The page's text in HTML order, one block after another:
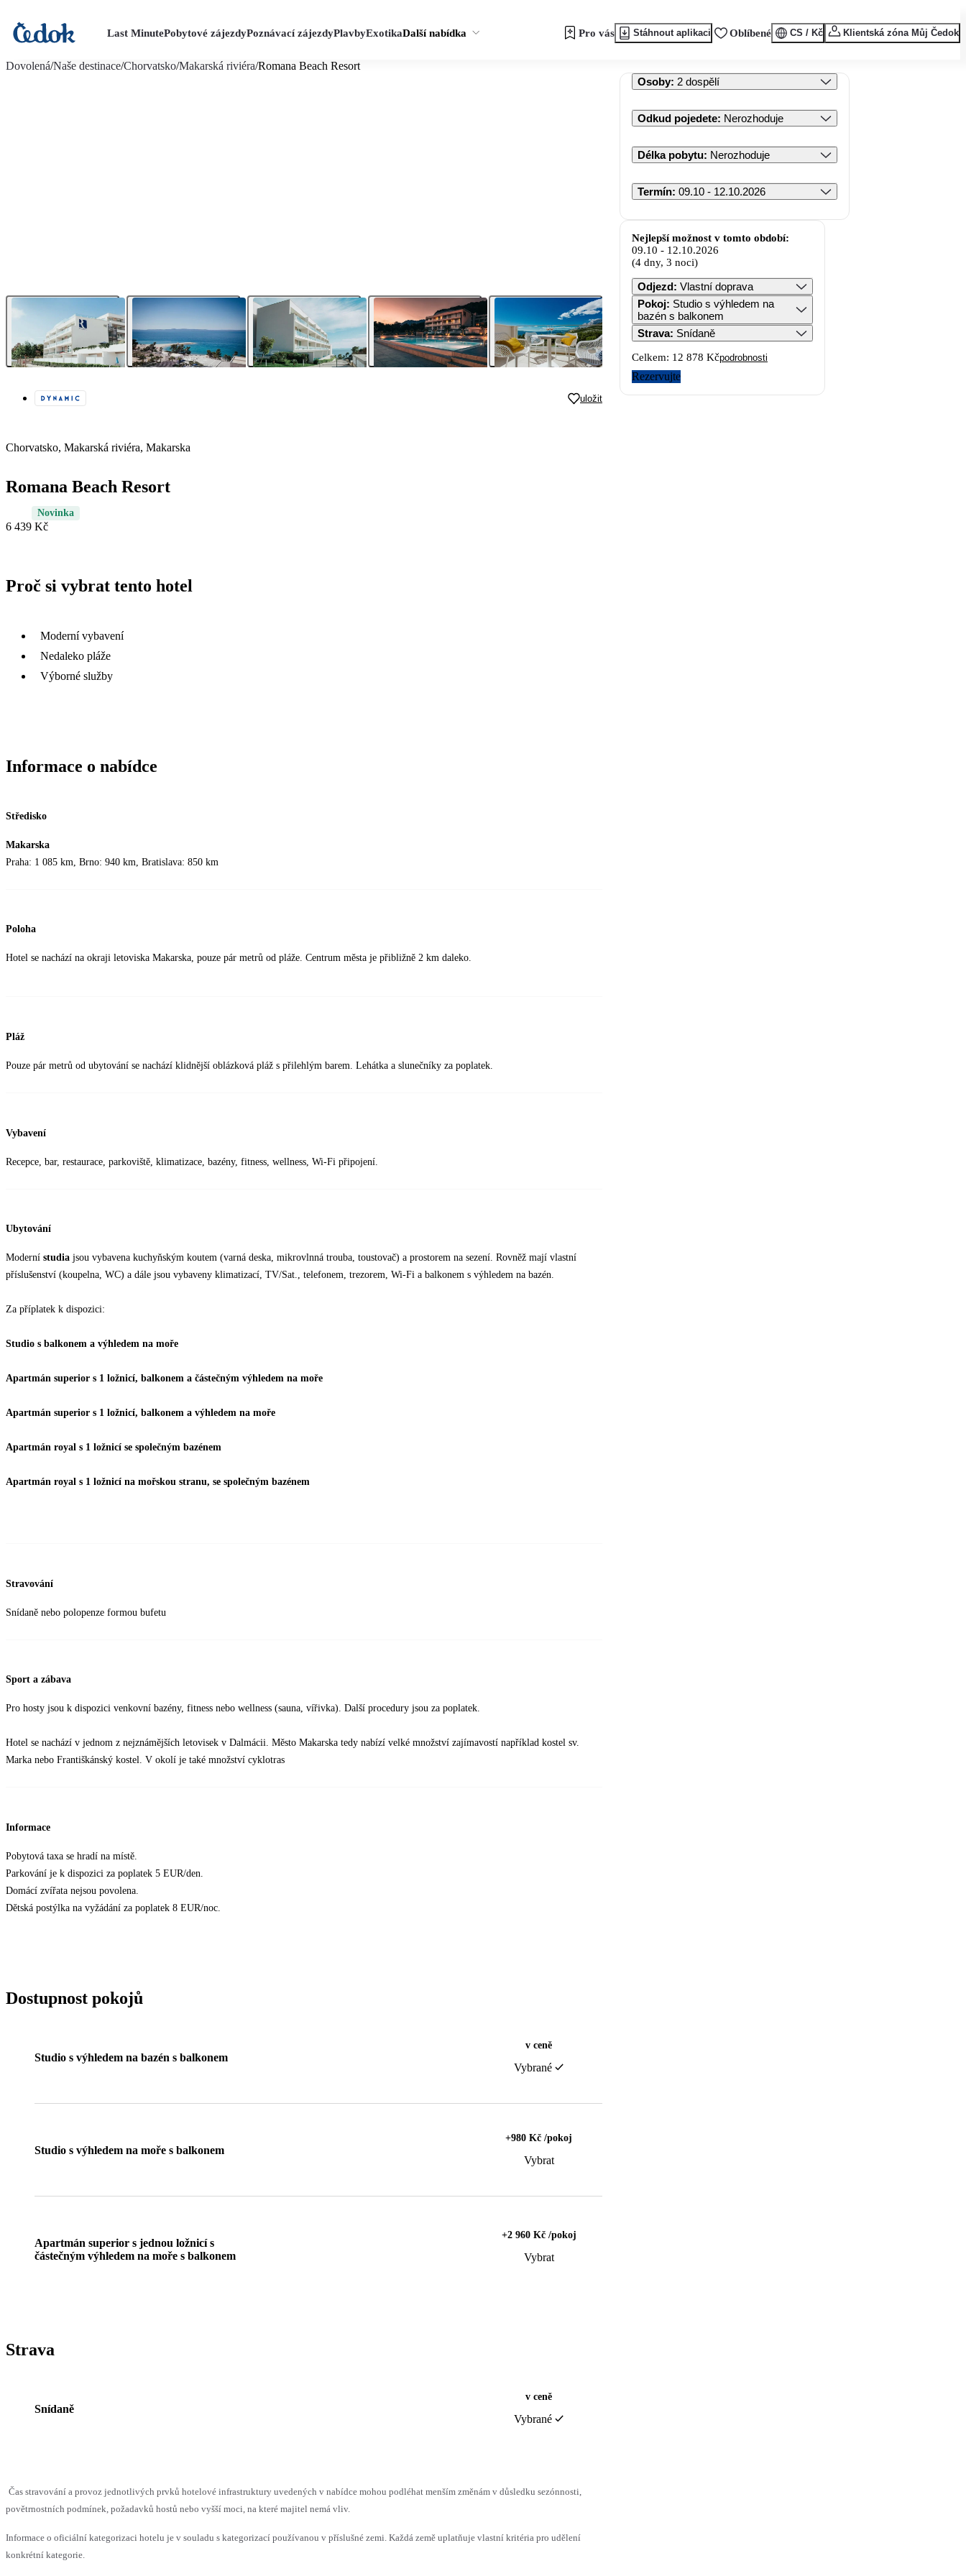
Last MinutePobytové zájezdyPoznávací zájezdyPlavbyExotikaDalší nabídka Pro vás Stáhnout aplikaci Oblíbené CS / Kč Klientská zóna Můj Čedok
Dovolená/Naše destinace/Chorvatsko/Makarská riviéra/Romana Beach Resort
uložit
Chorvatsko, Makarská riviéra, Makarska
Romana Beach Resort
Novinka
6 439 Kč
Proč si vybrat tento hotel
Moderní vybavení
Nedaleko pláže
Výborné služby
Informace o nabídce
Středisko
Makarska
Praha: 1 085 km, Brno: 940 km, Bratislava: 850 km
Poloha
Hotel se nachází na okraji letoviska Makarska, pouze pár metrů od pláže. Centrum města je přibližně 2 km daleko.
Pláž
Pouze pár metrů od ubytování se nachází klidnější oblázková pláž s přilehlým barem. Lehátka a slunečníky za poplatek.
Vybavení
Recepce, bar, restaurace, parkoviště, klimatizace, bazény, fitness, wellness, Wi-Fi připojení.
Ubytování
Moderní studia jsou vybavena kuchyňským koutem (varná deska, mikrovlnná trouba, toustovač) a prostorem na sezení. Rovněž mají vlastní
příslušenství (koupelna, WC) a dále jsou vybaveny klimatizací, TV/Sat., telefonem, trezorem, Wi-Fi a balkonem s výhledem na bazén.
Za příplatek k dispozici:
Studio s balkonem a výhledem na moře
Apartmán superior s 1 ložnicí, balkonem a částečným výhledem na moře
Apartmán superior s 1 ložnicí, balkonem a výhledem na moře
Apartmán royal s 1 ložnicí se společným bazénem
Apartmán royal s 1 ložnicí na mořskou stranu, se společným bazénem
Stravování
Snídaně nebo polopenze formou bufetu
Sport a zábava
Pro hosty jsou k dispozici venkovní bazény, fitness nebo wellness (sauna, vířivka). Další procedury jsou za poplatek.
Hotel se nachází v jednom z nejznámějších letovisek v Dalmácii. Město Makarska tedy nabízí velké množství zajímavostí například kostel sv.
Marka nebo Františkánský kostel. V okolí je také množství cyklotras
Informace
Pobytová taxa se hradí na místě.
Parkování je k dispozici za poplatek 5 EUR/den.
Domácí zvířata nejsou povolena.
Dětská postýlka na vyžádání za poplatek 8 EUR/noc.
Dostupnost pokojů
Studio s výhledem na bazén s balkonem
v ceně
Vybrané
Studio s výhledem na moře s balkonem
+980 Kč /pokoj
Vybrat
Apartmán superior s jednou ložnicí s
částečným výhledem na moře s balkonem
+2 960 Kč /pokoj
Vybrat
Strava
Snídaně
v ceně
Vybrané
Čas stravování a provoz jednotlivých prvků hotelové infrastruktury uvedených v nabídce mohou podléhat menším změnám v důsledku sezónnosti,
povětrnostních podmínek, požadavků hostů nebo vyšší moci, na které majitel nemá vliv.
Informace o oficiální kategorizaci hotelu je v souladu s kategorizací používanou v příslušné zemi. Každá země uplatňuje vlastní kritéria pro udělení
konkrétní kategorie.
Osoby: 2 dospělí
Odkud pojedete: Nerozhoduje
Délka pobytu: Nerozhoduje
Termín: 09.10 - 12.10.2026
Nejlepší možnost v tomto období:
09.10 - 12.10.2026
(4 dny, 3 noci)
Odjezd: Vlastní doprava
Pokoj: Studio s výhledem na
bazén s balkonem
Strava: Snídaně
Celkem: 12 878 Kčpodrobnosti
Rezervujte